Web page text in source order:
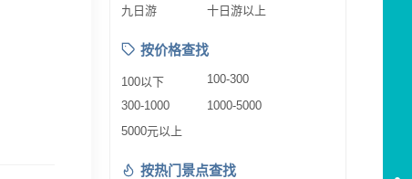
九日游
十日游以上
按价格查找
100以下
100-300
300-1000
1000-5000
5000元以上
按热门景点查找